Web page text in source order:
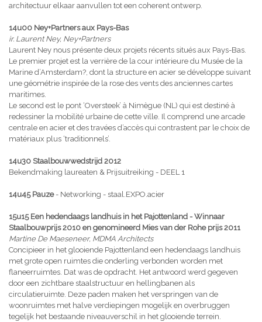
architectuur elkaar aanvullen tot een coherent ontwerp.
14u00 Ney+Partners aux Pays-Bas
ir. Laurent Ney, Ney+Partners
Laurent Ney nous présente deux projets récents situés aux Pays-Bas.
Le premier projet est la verrière de la cour intérieure du Musée de la
Marine d’Amsterdam?, dont la structure en acier se développe suivant
une géométrie inspirée de la rose des vents des anciennes cartes
maritimes.
Le second est le pont ‘Oversteek’ à Nimègue (NL) qui est destiné à
redessiner la mobilité urbaine de cette ville. Il comprend une arcade
centrale en acier et des travées d’accès qui contrastent par le choix de
matériaux plus ‘traditionnels’.
14u30 Staalbouwwedstrijd 2012
Bekendmaking laureaten & Prijsuitreiking - DEEL 1
14u45 Pauze- Networking - staal.EXPO.acier
15u15 Een hedendaags landhuis in het Pajottenland - Winnaar
Staalbouwprijs 2010 en genomineerd Mies van der Rohe prijs 2011
Martine De Maeseneer, MDMA Architects
Concipieer in het glooiende Pajottenland een hedendaags landhuis
met grote open ruimtes die onderling verbonden worden met
flaneerruimtes. Dat was de opdracht. Het antwoord werd gegeven
door een zichtbare staalstructuur en hellingbanen als
circulatieruimte. Deze paden maken het verspringen van de
woonruimtes met halve verdiepingen mogelijk en overbruggen
tegelijk het bestaande niveauverschil in het glooiende terrein.